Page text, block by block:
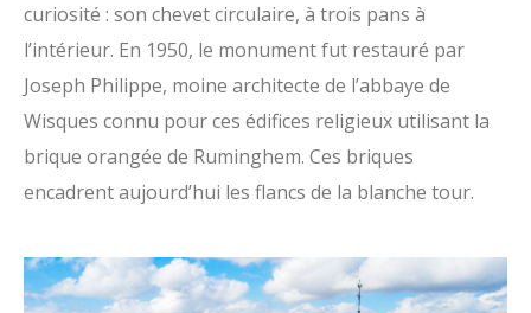
curiosité : son chevet circulaire, à trois pans à
l’intérieur. En 1950, le monument fut restauré par
Joseph Philippe, moine architecte de l’abbaye de
Wisques connu pour ces édifices religieux utilisant la
brique orangée de Ruminghem. Ces briques
encadrent aujourd’hui les flancs de la blanche tour.